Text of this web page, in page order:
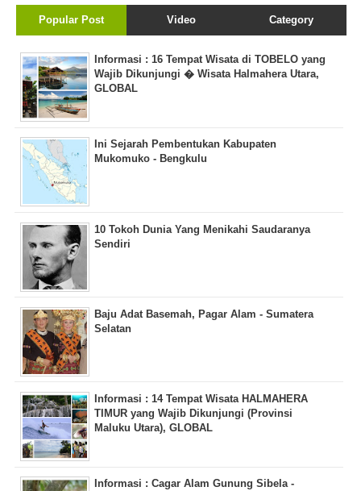
Popular Post Video Category
Informasi : 16 Tempat Wisata di TOBELO yang
Wajib Dikunjungi � Wisata Halmahera Utara,
GLOBAL
Ini Sejarah Pembentukan Kabupaten
Mukomuko - Bengkulu
10 Tokoh Dunia Yang Menikahi Saudaranya
Sendiri
Baju Adat Basemah, Pagar Alam - Sumatera
Selatan
Informasi : 14 Tempat Wisata HALMAHERA
TIMUR yang Wajib Dikunjungi (Provinsi
Maluku Utara), GLOBAL
Informasi : Cagar Alam Gunung Sibela -